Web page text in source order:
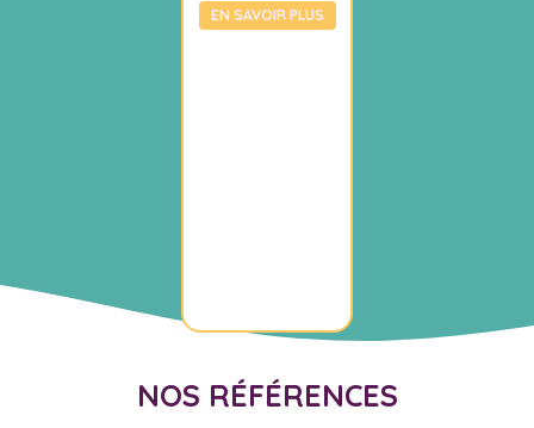
EN SAVOIR PLUS
NOS RÉFÉRENCES